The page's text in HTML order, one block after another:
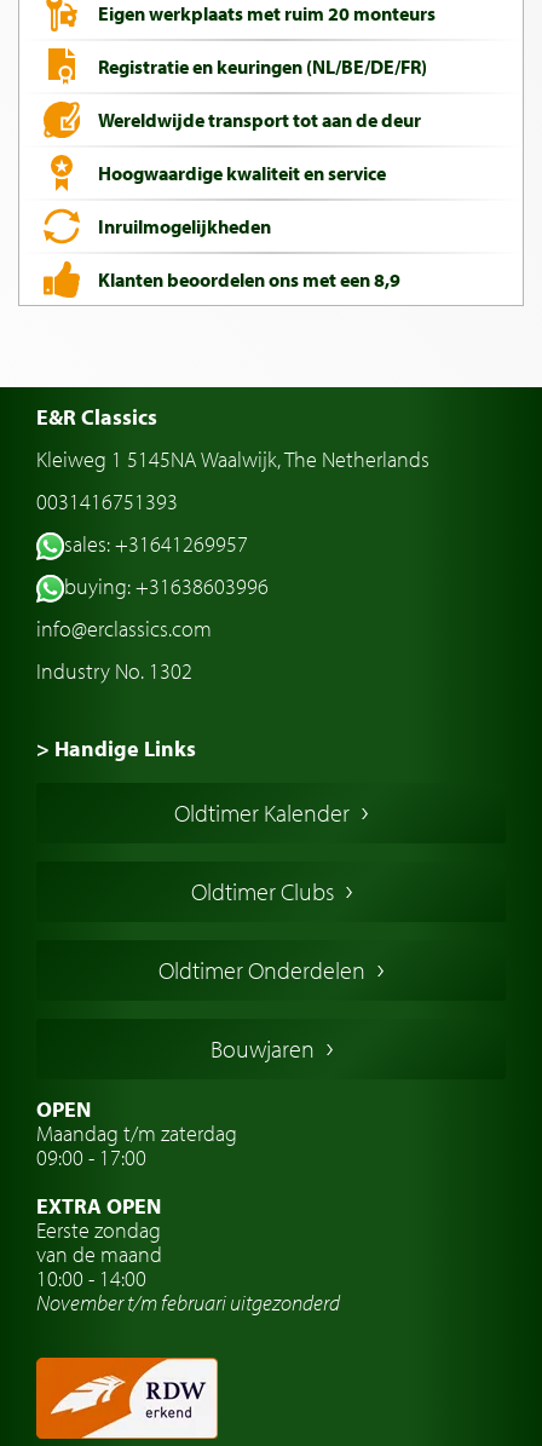
Eigen werkplaats met ruim 20 monteurs
Registratie en keuringen (NL/BE/DE/FR)
Wereldwijde transport tot aan de deur
Hoogwaardige kwaliteit en service
Inruilmogelijkheden
Klanten beoordelen ons met een 8,9
E&R Classics
Kleiweg 1 5145NA Waalwijk, The Netherlands
0031416751393
sales: +31641269957
buying: +31638603996
info@erclassics.com
Industry No. 1302
> Handige Links
Amerikaanse oldtimers
Franse oldtimers
Zweedse oldtimers
Oldtimer verzekering
Oldtimer reizen
Oldtimerwerkplaats
Automerk horloges
Classic cars Nederland
Oldtimer Kalender
Oldtimer Clubs
Oldtimer Onderdelen
Bouwjaren
OPEN
Maandag t/m zaterdag
09:00 - 17:00
EXTRA OPEN
Eerste zondag
van de maand
10:00 - 14:00
November t/m februariuitgezonderd